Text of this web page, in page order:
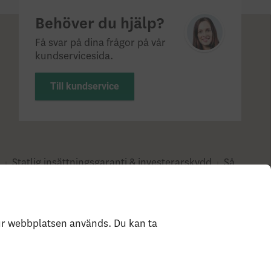
Behöver du hjälp?
Få svar på dina frågor på vår
kundservicesida.
Till kundservice
Statlig insättningsgaranti & investerar­skydd
Så
webbplatsen används. Du kan ta